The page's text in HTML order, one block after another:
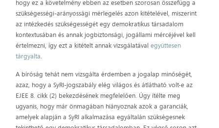
hogy ez a követelmény ebben az esetben szorosan összefügg a
szükségességi-arányossági mérlegelés azon kitételével, miszerint
az intézkedés szükségességét egy demokratikus társadalom
kontextusában és annak jogbiztonsági, jogállami mércéjével kell
értelmezni, így ezt a kitételt annak vizsgálatávalegyüttesen
tárgyalta.
A bíróság tehát nem vizsgálta érdemben a jogalap minőségét,
azaz, hogy a SyRI-jogszabály elég világos és átlátható volt-e az
EJEE 8. cikk (2) bekezdésének megfelelően. Úgy ítélte meg
ugyanis, hogy már önmagában hiányoznak azok a garanciák,
amelyek alapján a SyRI alkalmazása egyáltalán szükségesnek